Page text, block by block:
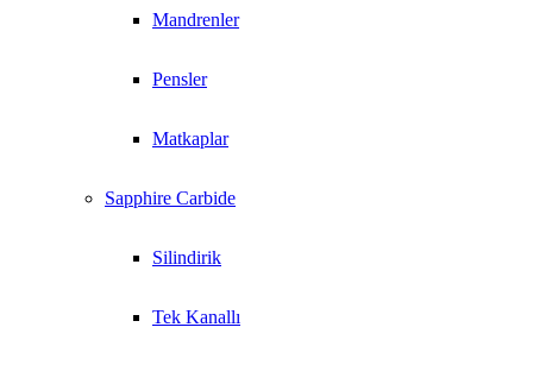
Mandrenler
Pensler
Matkaplar
Sapphire Carbide
Silindirik
Tek Kanallı